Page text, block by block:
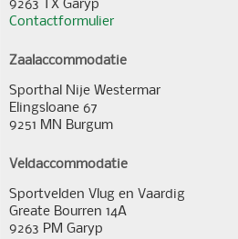
Contactformulier
Zaalaccommodatie
Sporthal Nije Westermar
Elingsloane 67
9251 MN Burgum
Veldaccommodatie
Sportvelden Vlug en Vaardig
Greate Bourren 14A
9263 PM Garyp